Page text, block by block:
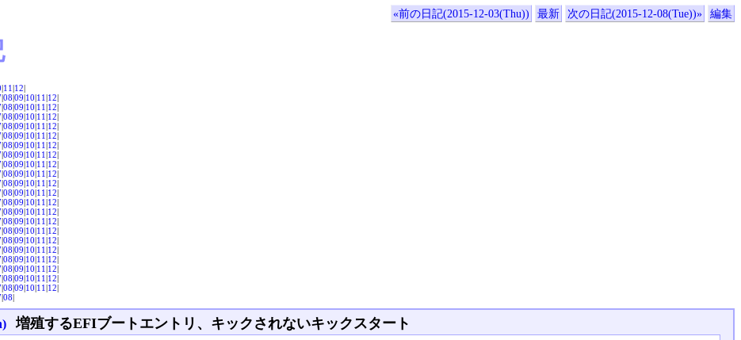
«前の日記(2015-12-03(Thu)) 最新 次の日記(2015-12-08(Tue))» 編集
|11|12|
|08|09|10|11|12|
|08|09|10|11|12|
|08|09|10|11|12|
|08|09|10|11|12|
|08|09|10|11|12|
|08|09|10|11|12|
|08|09|10|11|12|
|08|09|10|11|12|
|08|09|10|11|12|
|08|09|10|11|12|
|08|09|10|11|12|
|08|09|10|11|12|
|08|09|10|11|12|
|08|09|10|11|12|
|08|09|10|11|12|
|08|09|10|11|12|
|08|09|10|11|12|
|08|09|10|11|12|
|08|09|10|11|12|
|08|09|10|11|12|
|08|09|10|11|12|
|08|
増殖するEFIブートエントリ、キックされないキックスタート